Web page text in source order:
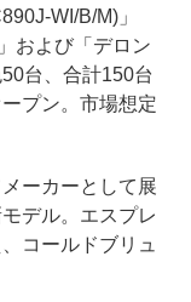
WI/B/M)」
および「デロン
台、合計150台
プン。市場想定
ーカーとして展
デル。エスプレ
コールドブリュ